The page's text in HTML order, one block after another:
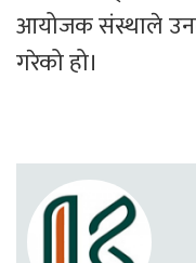
आयोजक संस्थाले
गरेको हो।